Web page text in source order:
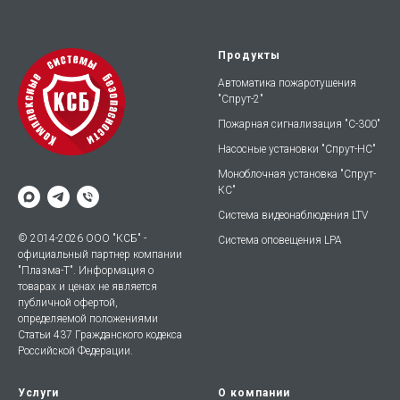
© 2014-2026 ООО "КСБ" -
официальный партнер компании
"Плазма-Т". Информация о
товарах и ценах не является
публичной офертой,
определяемой положениями
Статьи 437 Гражданского кодекса
Российской Федерации.
Продукты
Автоматика пожаротушения
"Спрут-2"
Пожарная сигнализация "С-300"
Насосные установки "Спрут-НС"
Моноблочная установка "Спрут-
КС"
Система видеонаблюдения LTV
Система оповещения LPA
Услуги О компании